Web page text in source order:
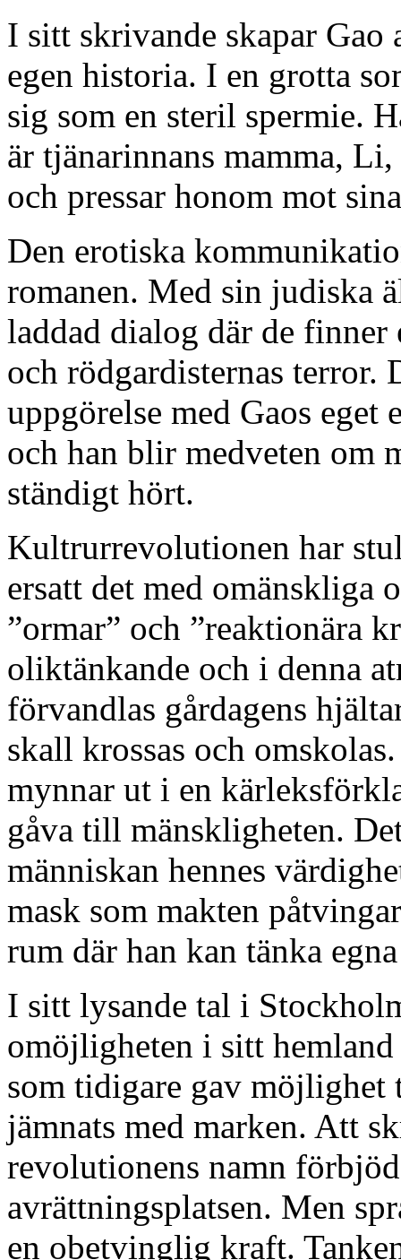
I sitt skrivande skapar
egen historia. I en grotta
sig som en steril spermie.
är tjänarinnans mamma,
och pressar honom mot
Den erotiska
romanen. Med sin judiska
laddad dialog där de
och rödgardisternas
uppgörelse med Gaos
och han blir medveten om
ständigt hört.
Kultrurrevolutionen har
ersatt det med omänskliga
”ormar” och ”reaktionära
oliktänkande och i denna
förvandlas gårdagens
skall krossas och
mynnar ut i en
gåva till mänskligheten.
människan hennes
mask som makten
rum där han kan tänka
I sitt lysande tal i
omöjligheten i sitt
som tidigare gav
jämnats med marken. Att
revolutionens namn
avrättningsplatsen. Men
en obetvinglig kraft.